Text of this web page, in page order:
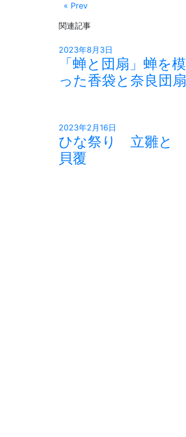
« Prev
関連記事
2023年8月3日
「蝉と団扇」蝉を模
った香袋と奈良団扇
2023年2月16日
ひな祭り 立雛と
貝覆